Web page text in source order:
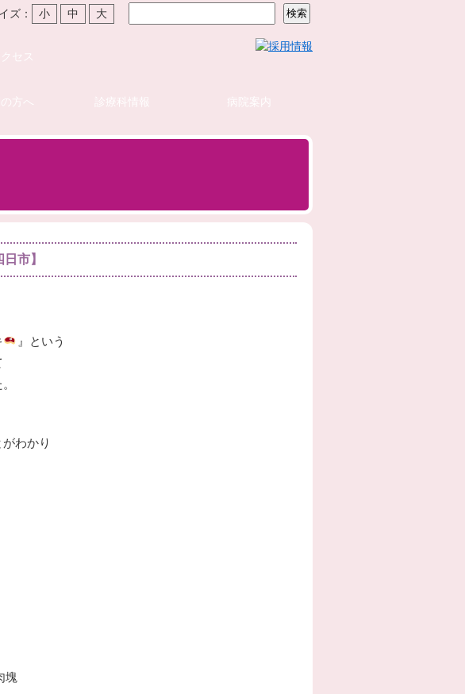
ズ： 小 中 大
セス
方へ 診療科情報 病院案内
市】
』という
わかり
塊